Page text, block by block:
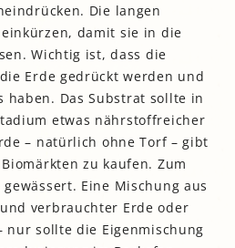
Die langen
damit sie in die
Wichtig ist, dass die
Erde gedrückt werden und
haben. Das Substrat sollte in
etwas nährstoffreicher
– natürlich ohne Torf – gibt
zu kaufen. Zum
Eine Mischung aus
verbrauchter Erde oder
nur sollte die Eigenmischung